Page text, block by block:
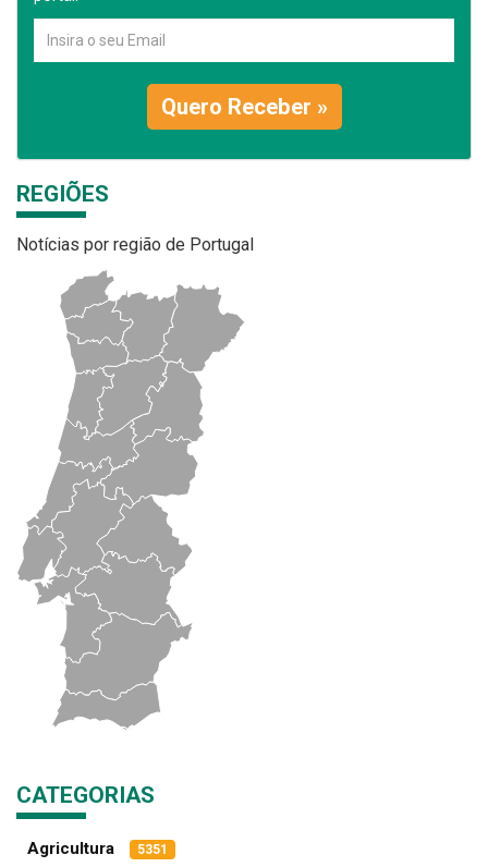
Quero Receber »
REGIÕES
Notícias por região de Portugal
CATEGORIAS
Agricultura 5351